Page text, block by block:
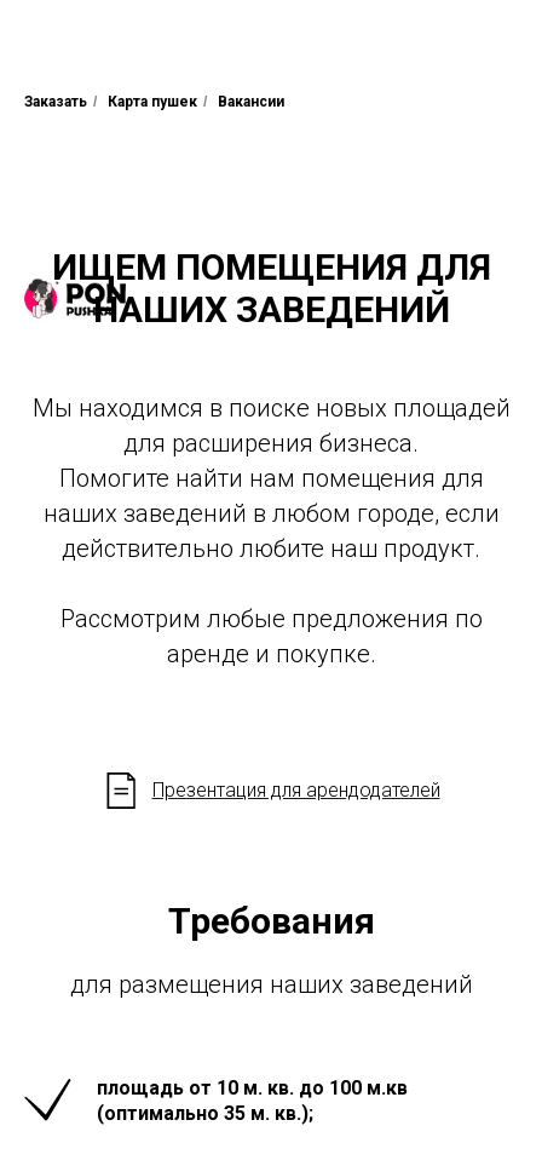
Заказать / Карта пушек / Вакансии
ИЩЕМ ПОМЕЩЕНИЯ ДЛЯ
НАШИХ ЗАВЕДЕНИЙ
Мы находимся в поиске новых площадей
для расширения бизнеса.
Помогите найти нам помещения для
наших заведений в любом городе, если
действительно любите наш продукт.
Рассмотрим любые предложения по
аренде и покупке.
Презентация для арендодателей
Требования
для размещения наших заведений
площадь от 10 м. кв. до 100 м.кв
(оптимально 35 м. кв.);